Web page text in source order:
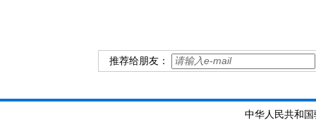
推荐给朋友：
中华人民共和